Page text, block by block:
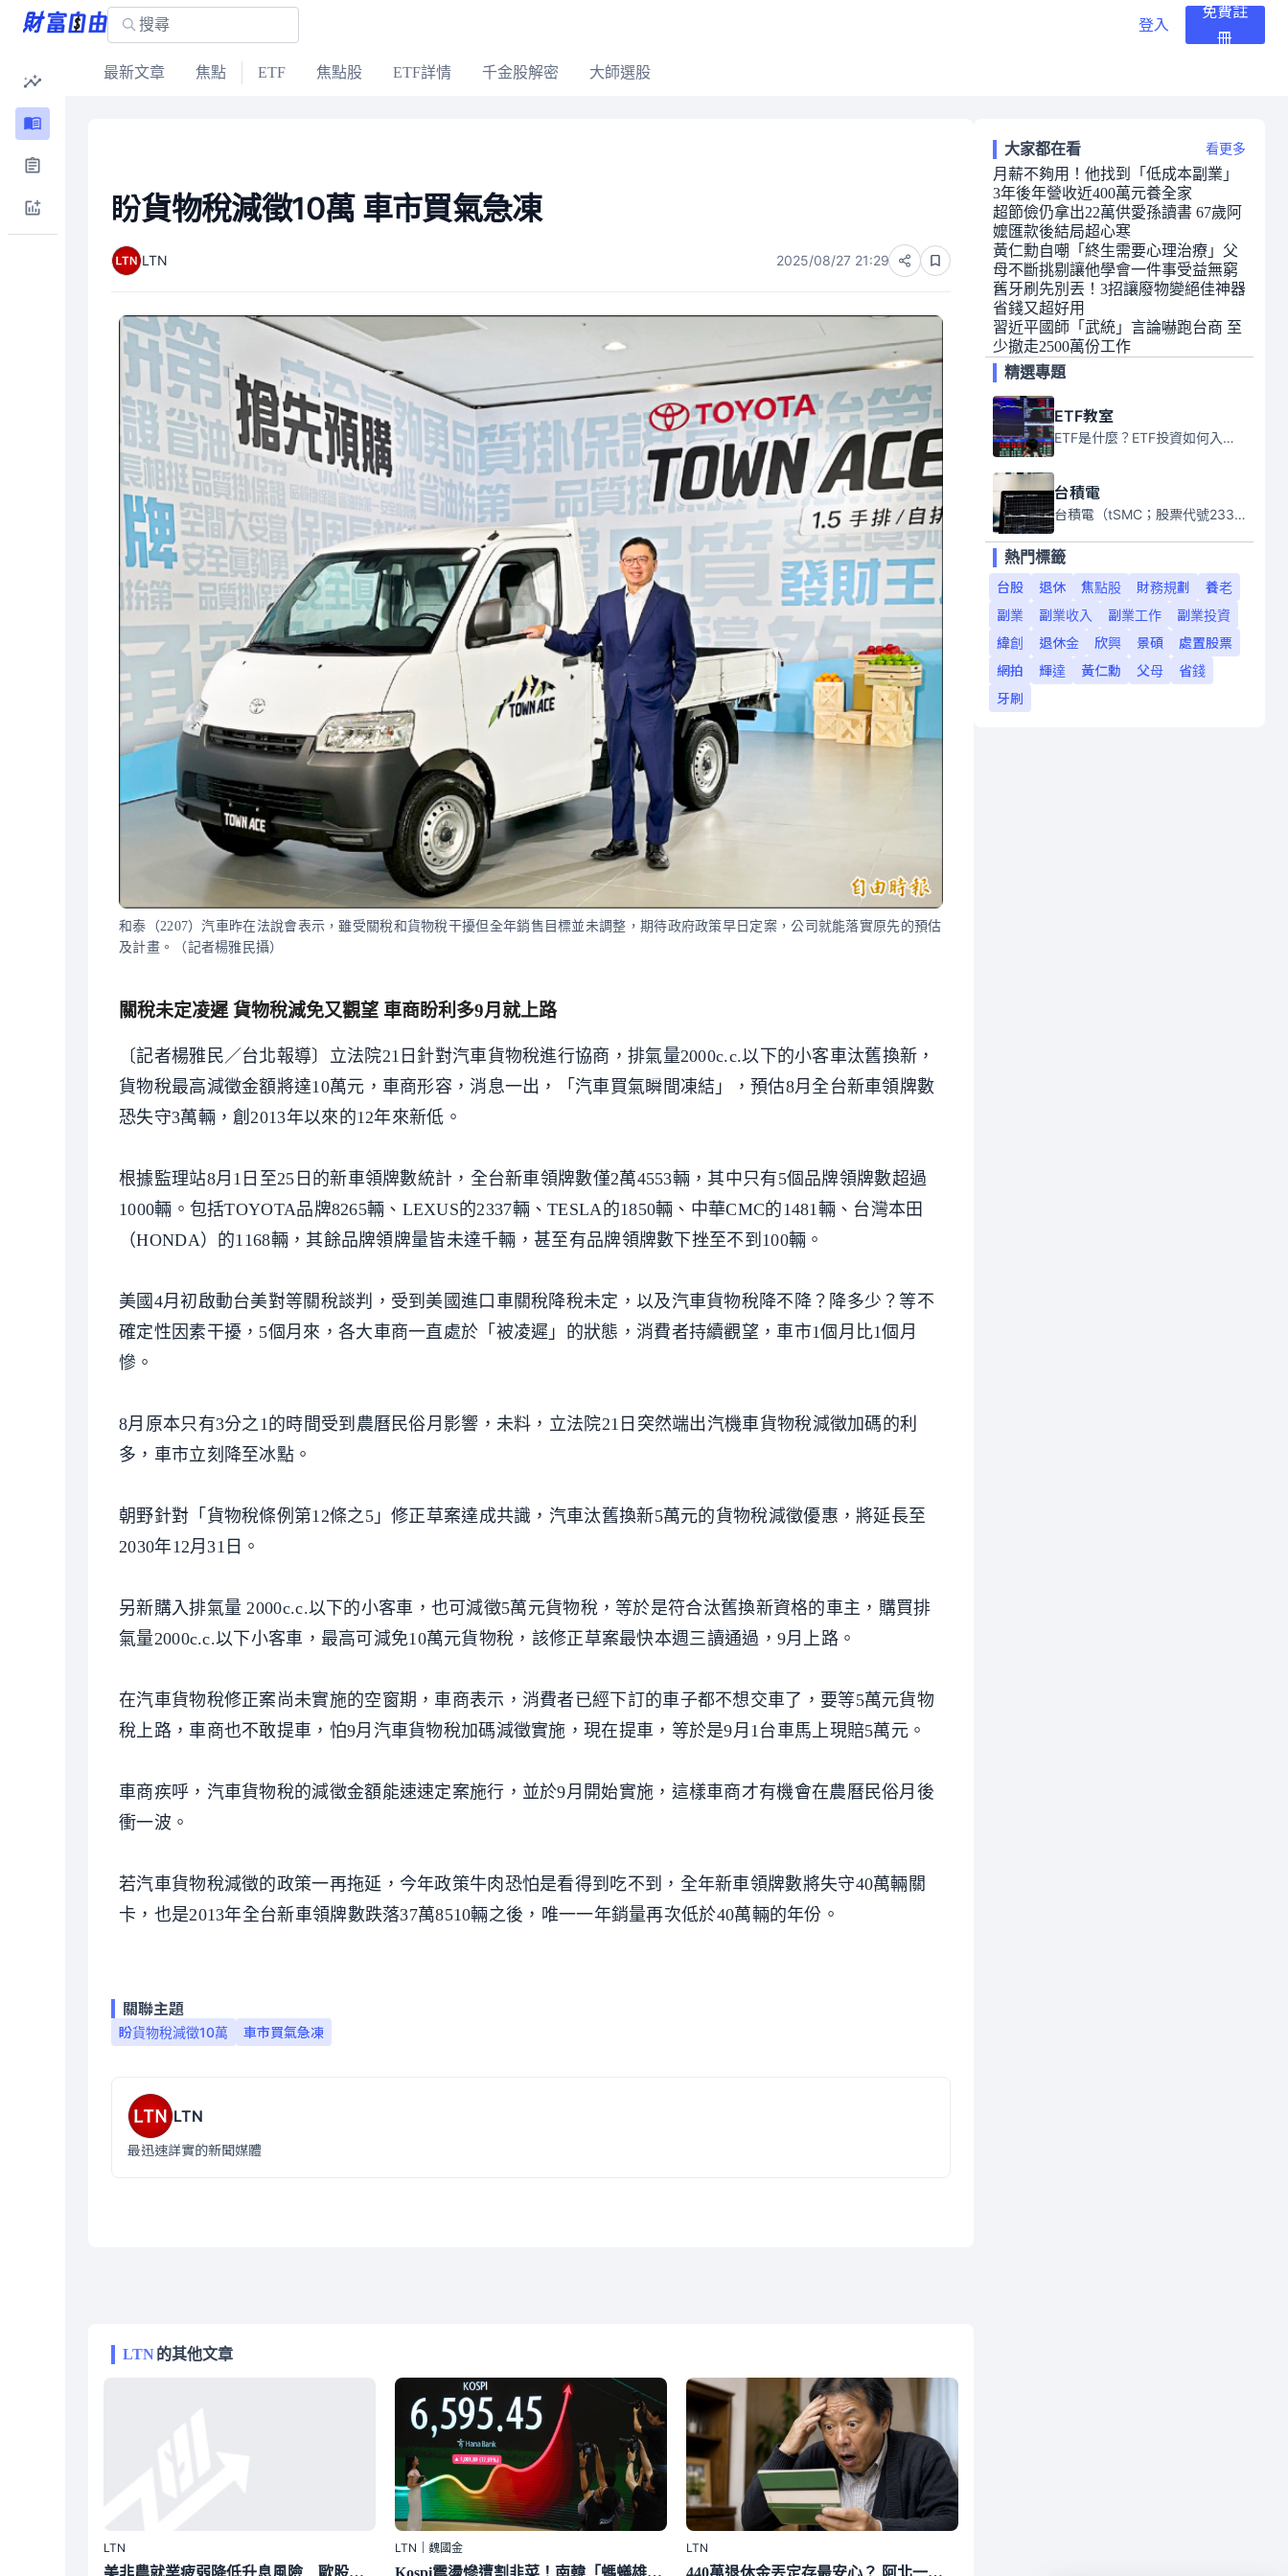
登入
免費註
冊
最新文章 焦點 ETF 焦點股 ETF詳情 千金股解密 大師選股
盼貨物稅減徵10萬 車市買氣急凍
LTN 2025/08/27 21:29
和泰（2207）汽車昨在法說會表示，雖受關稅和貨物稅干擾但全年銷售目標並未調整，期待政府政策早日定案，公司就能落實原先的預估
及計畫。（記者楊雅民攝）
關稅未定凌遲 貨物稅減免又觀望 車商盼利多9月就上路
〔記者楊雅民／台北報導〕立法院21日針對汽車貨物稅進行協商，排氣量2000c.c.以下的小客車汰舊換新，
貨物稅最高減徵金額將達10萬元，車商形容，消息一出，「汽車買氣瞬間凍結」，預估8月全台新車領牌數
恐失守3萬輛，創2013年以來的12年來新低。
根據監理站8月1日至25日的新車領牌數統計，全台新車領牌數僅2萬4553輛，其中只有5個品牌領牌數超過
1000輛。包括TOYOTA品牌8265輛、LEXUS的2337輛、TESLA的1850輛、中華CMC的1481輛、台灣本田
（HONDA）的1168輛，其餘品牌領牌量皆未達千輛，甚至有品牌領牌數下挫至不到100輛。
美國4月初啟動台美對等關稅談判，受到美國進口車關稅降稅未定，以及汽車貨物稅降不降？降多少？等不
確定性因素干擾，5個月來，各大車商一直處於「被凌遲」的狀態，消費者持續觀望，車市1個月比1個月
慘。
8月原本只有3分之1的時間受到農曆民俗月影響，未料，立法院21日突然端出汽機車貨物稅減徵加碼的利
多，車市立刻降至冰點。
朝野針對「貨物稅條例第12條之5」修正草案達成共識，汽車汰舊換新5萬元的貨物稅減徵優惠，將延長至
2030年12月31日。
另新購入排氣量 2000c.c.以下的小客車，也可減徵5萬元貨物稅，等於是符合汰舊換新資格的車主，購買排
氣量2000c.c.以下小客車，最高可減免10萬元貨物稅，該修正草案最快本週三讀通過，9月上路。
在汽車貨物稅修正案尚未實施的空窗期，車商表示，消費者已經下訂的車子都不想交車了，要等5萬元貨物
稅上路，車商也不敢提車，怕9月汽車貨物稅加碼減徵實施，現在提車，等於是9月1台車馬上現賠5萬元。
車商疾呼，汽車貨物稅的減徵金額能速速定案施行，並於9月開始實施，這樣車商才有機會在農曆民俗月後
衝一波。
若汽車貨物稅減徵的政策一再拖延，今年政策牛肉恐怕是看得到吃不到，全年新車領牌數將失守40萬輛關
卡，也是2013年全台新車領牌數跌落37萬8510輛之後，唯一一年銷量再次低於40萬輛的年份。
關聯主題
盼貨物稅減徵10萬 車市買氣急凍
LTN
最迅速詳實的新聞媒體
LTN的其他文章
LTN LTN｜魏國金 LTN
大家都在看 看更多
月薪不夠用！他找到「低成本副業」
3年後年營收近400萬元養全家
超節儉仍拿出22萬供愛孫讀書 67歲阿
嬤匯款後結局超心寒
黃仁勳自嘲「終生需要心理治療」父
母不斷挑剔讓他學會一件事受益無窮
舊牙刷先別丟！3招讓廢物變絕佳神器
省錢又超好用
習近平國師「武統」言論嚇跑台商 至
少撤走2500萬份工作
精選專題
ETF教室
ETF是什麼？ETF投資如何入門？本系列專題文章將會告訴你新手必須知道的ETF基礎知識。
台積電
台積電（tSMC；股票代號2330）是全球領先的半導體代工公司，成立於1987年，總部位於台灣新竹。且已於美國、日本、德國及中國設廠，台積電是全球首家專業積體電路製造服務公司，也是全球最先進和最大規模的半導體代工廠。
熱門標籤
台股
退休 焦點股 財務規劃
養老
副業
副業收入 副業工作
副業投資
緯創
退休金 欣興 景碩
處置股票
網拍
輝達 黃仁勳 父母
省錢
牙刷